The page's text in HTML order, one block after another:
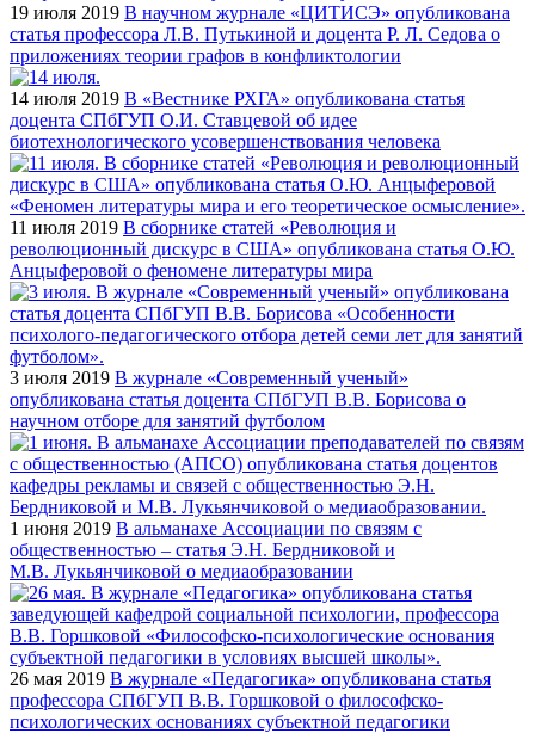
19 июля 2019 В научном журнале «ЦИТИСЭ» опубликована
статья профессора Л.В. Путькиной и доцента Р. Л. Седова о
приложениях теории графов в конфликтологии
14 июля 2019 В «Вестнике РХГА» опубликована статья
доцента СПбГУП О.И. Ставцевой об идее
биотехнологического усовершенствования человека
11 июля 2019 В сборнике статей «Революция и
революционный дискурс в США» опубликована статья О.Ю.
Анцыферовой о феномене литературы мира
3 июля 2019 В журнале «Современный ученый»
опубликована статья доцента СПбГУП В.В. Борисова о
научном отборе для занятий футболом
1 июня 2019 В альманахе Ассоциации по связям с
общественностью – статья Э.Н. Бердниковой и
М.В. Лукьянчиковой о медиаобразовании
26 мая 2019 В журнале «Педагогика» опубликована статья
профессора СПбГУП В.В. Горшковой о философско-
психологических основаниях субъектной педагогики